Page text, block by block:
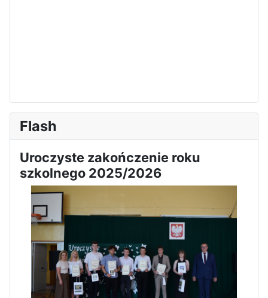
Flash
Uroczyste zakończenie roku
szkolnego 2025/2026